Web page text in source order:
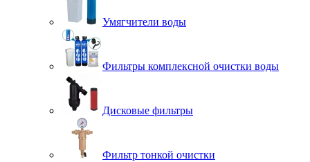
Умягчители воды
Фильтры комплексной очистки воды
Дисковые фильтры
Фильтр тонкой очистки